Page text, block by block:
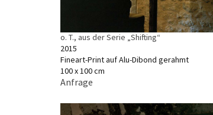
o. T., aus der Serie „Shifting“
2015
Fineart-Print auf Alu-Dibond gerahmt
100 x 100 cm
Anfrage